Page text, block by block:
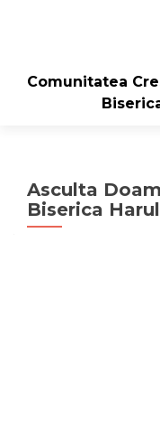
Comunitatea
Asculta
Biserica